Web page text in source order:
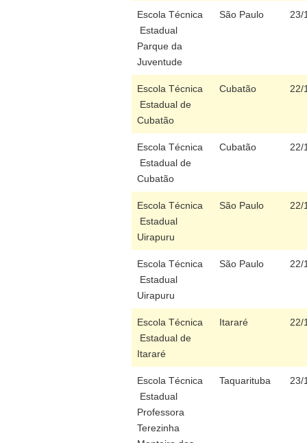
Escola Técnica
Estadual
Parque da
Juventude
São Paulo 23/
Escola Técnica
Estadual de
Cubatão
Cubatão 22/
Escola Técnica
Estadual de
Cubatão
Cubatão 22/
Escola Técnica
Estadual
Uirapuru
São Paulo 22/
Escola Técnica
Estadual
Uirapuru
São Paulo 22/
Escola Técnica
Estadual de
Itararé
Itararé 22/
Escola Técnica
Estadual
Professora
Terezinha
Taquarituba 23/